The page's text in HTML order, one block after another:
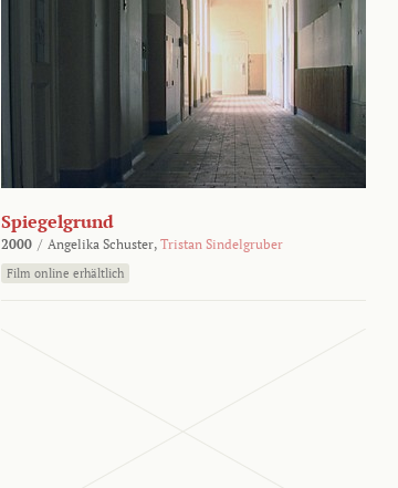
Spiegelgrund
2000 / Angelika Schuster, Tristan Sindelgruber
Film online erhältlich